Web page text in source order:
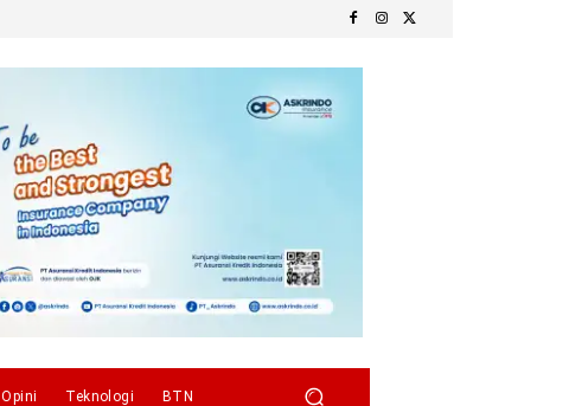
Opini Teknologi BTN